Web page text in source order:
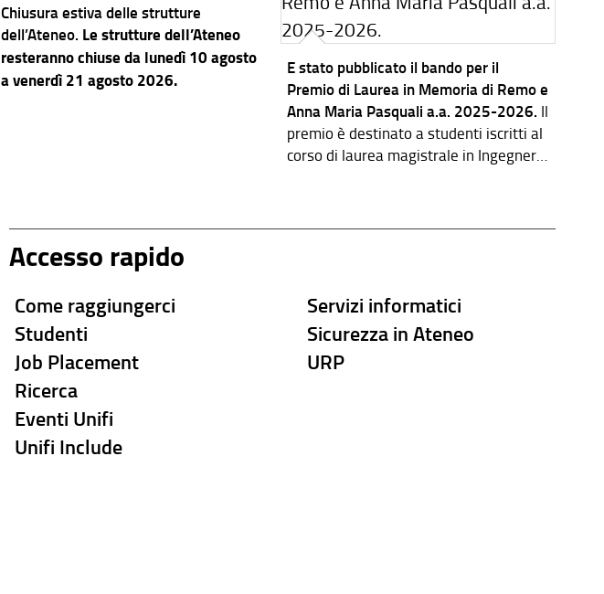
Chiusura estiva delle strutture
dell’Ateneo. Le strutture dell’Ateneo
resteranno chiuse da lunedì 10 agosto
a venerdì 21 agosto 2026.
E stato pubblicato il bando per il
Premio di Laurea in Memoria di Remo e
Anna Maria Pasquali a.a. 2025-2026. Il
premio è destinato a studenti iscritti al
corso di laurea magistrale in Ingegneria
Accesso rapido
Come raggiungerci
Studenti
Job Placement
Ricerca
Eventi Unifi
Unifi Include
Servizi informatici
Sicurezza in Ateneo
URP